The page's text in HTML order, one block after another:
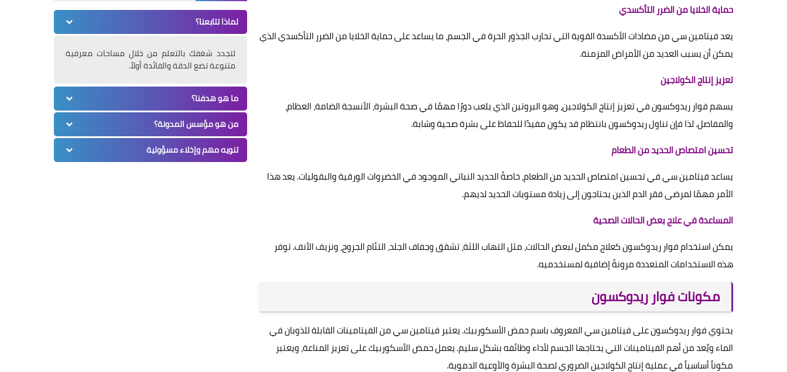
حماية الخلايا من الضرر التأكسدي
يعد فيتامين سي من مضادات الأكسدة القوية التي تحارب الجذور الحرة في الجسم، ما يساعد على حماية الخلايا من الضرر التأكسدي الذي
يمكن أن يسبب العديد من الأمراض المزمنة.
تعزيز إنتاج الكولاجين
يسهم فوار ريدوكسون في تعزيز إنتاج الكولاجين، وهو البروتين الذي يلعب دورًا مهمًا في صحة البشرة، الأنسجة الضامة، العظام،
والمفاصل. لذا فإن تناول ريدوكسون بانتظام قد يكون مفيدًا للحفاظ على بشرة صحية وشابة.
تحسين امتصاص الحديد من الطعام
يساعد فيتامين سي في تحسين امتصاص الحديد من الطعام، خاصةً الحديد النباتي الموجود في الخضروات الورقية والبقوليات. يعد هذا
الأمر مهمًا لمرضى فقر الدم الذين يحتاجون إلى زيادة مستويات الحديد لديهم.
المساعدة في علاج بعض الحالات الصحية
يمكن استخدام فوار ريدوكسون كعلاج مكمل لبعض الحالات، مثل التهاب اللثة، تشقق وجفاف الجلد، التئام الجروح، ونزيف الأنف. توفر
هذه الاستخدامات المتعددة مرونةً إضافية لمستخدميه.
مكونات فوار ريدوكسون
يحتوي فوار ريدوكسون على فيتامين سي المعروف باسم حمض الأسكوربيك. يعتبر فيتامين سي من الفيتامينات القابلة للذوبان في
الماء ويُعد من أهم الفيتامينات التي يحتاجها الجسم لأداء وظائفه بشكل سليم. يعمل حمض الأسكوربيك على تعزيز المناعة، ويعتبر
مكوناً أساسياً في عملية إنتاج الكولاجين الضروري لصحة البشرة والأوعية الدموية.
لماذا تتابعنا؟
لتجدد شغفك بالتعلم من خلال مساحات معرفية
متنوعة تضع الدقة والفائدة أولاً.
ما هو هدفنا؟
من هو مؤسس المدونة؟
تنويه مهم وإخلاء مسؤولية